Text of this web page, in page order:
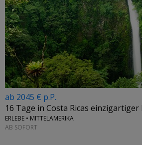
ab 2045 € p.P.
16 Tage in Costa Ricas
ERLEBE • MITTELAMERIKA
AB SOFORT